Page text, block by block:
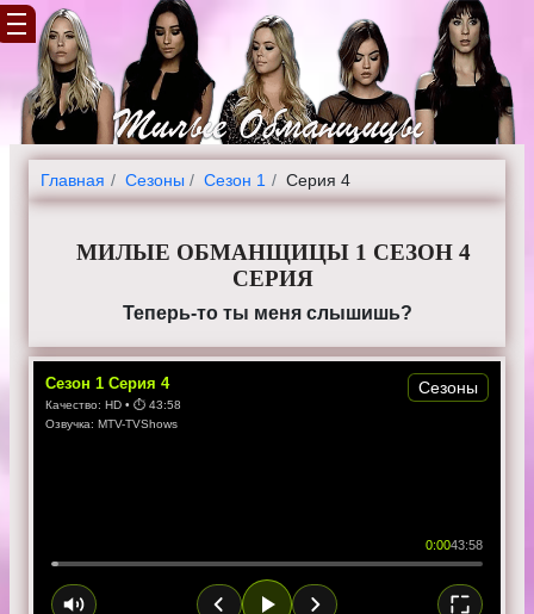
Главная Cезоны Сезон 1 Серия 4
МИЛЫЕ ОБМАНЩИЦЫ 1 СЕЗОН 4
СЕРИЯ
Теперь-то ты меня слышишь?
Сезон 1 Серия 4
Качество: HD • ⏱ 43:58
Озвучка: MTV-TVShows
0:0043:58
Сезоны